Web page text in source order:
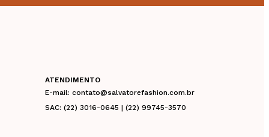
ATENDIMENTO
E-mail: contato@salvatorefashion.com.br
SAC: (22) 3016-0645 | (22) 99745-3570